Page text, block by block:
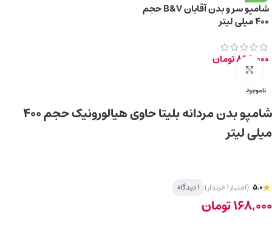
شامپو سر و بدن آقایان B&V حجم
400 میلی لیتر
898,000تومان
ناموجود
برای بزرگ‌نمایی کلیک کنید
شامپو بدن مردانه بلیتا حاوی هیالورونیک حجم 400
میلی لیتر
5.0 (امتیاز 1 خریدار) 1 دیدگاه
168,000تومان